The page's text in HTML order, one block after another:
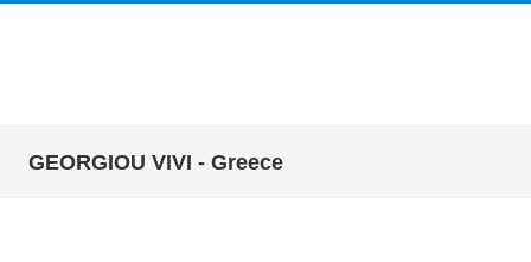
GEORGIOU VIVI - Greece